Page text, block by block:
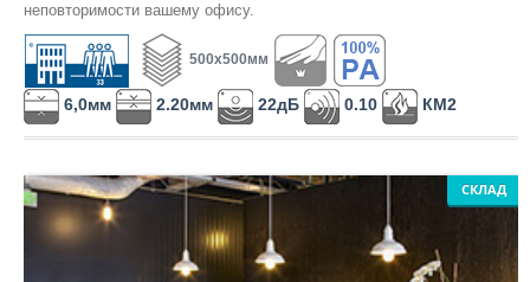
неповторимости вашему офису.
500х500мм
6,0мм 2.20мм 22дБ 0.10 КМ2
СКЛАД